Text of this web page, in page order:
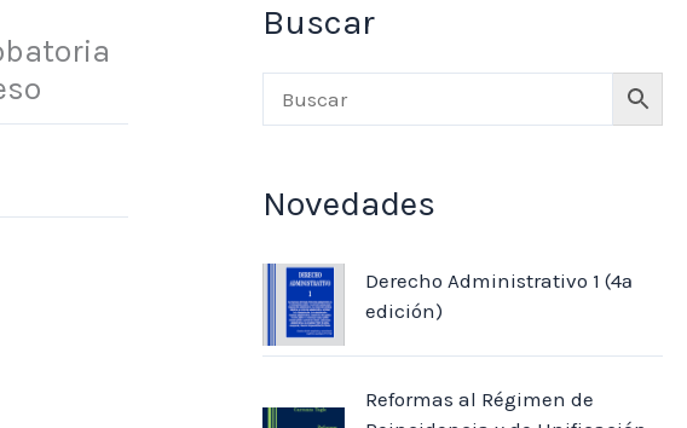
Buscar
Novedades
Derecho Administrativo 1 (4ª
edición)
Reformas al Régimen de